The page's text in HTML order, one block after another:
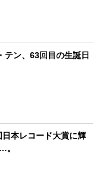
テン、63回目の生誕日
本レコード大賞に輝
。